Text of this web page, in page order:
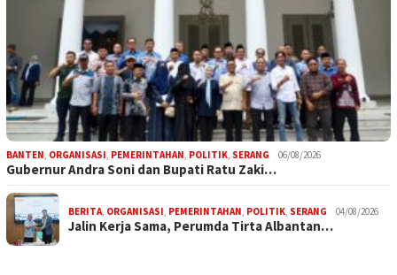
BANTEN ORGANISASI PEMERINTAHAN POLITIK SERANG 06/08/2026
Gubernur Andra Soni dan Bupati Ratu Zaki…
BERITA ORGANISASI PEMERINTAHAN POLITIK SERANG 04/08/2026
Jalin Kerja Sama, Perumda Tirta Albantan…